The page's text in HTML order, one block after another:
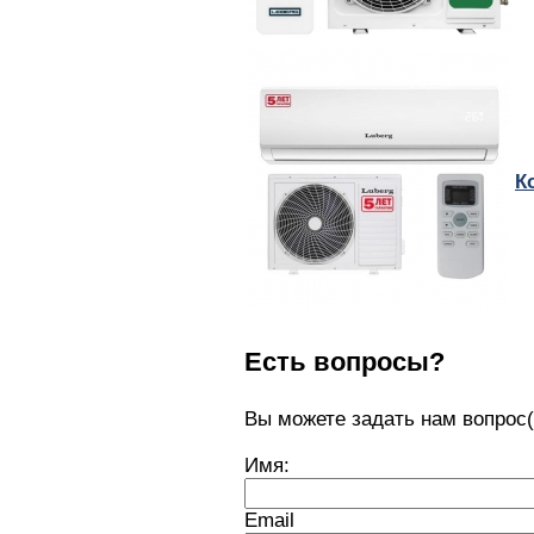
Есть вопросы?
Вы можете задать нам
Имя:
Email